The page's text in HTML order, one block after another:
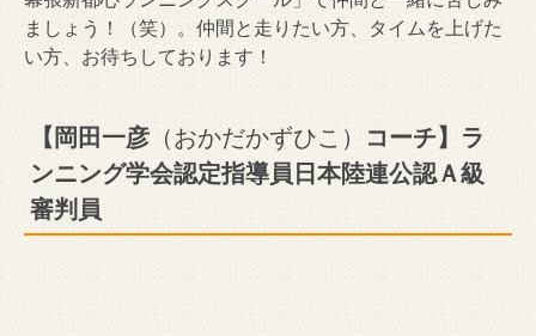
ましょう！（笑）。仲間と走りたい方、タイムを上げた
い方、お待ちしております！
【岡田一彦（おかだかずひこ） コーチ】ラ
ンニング学会認定指導員日本陸連公認Ａ級
審判員